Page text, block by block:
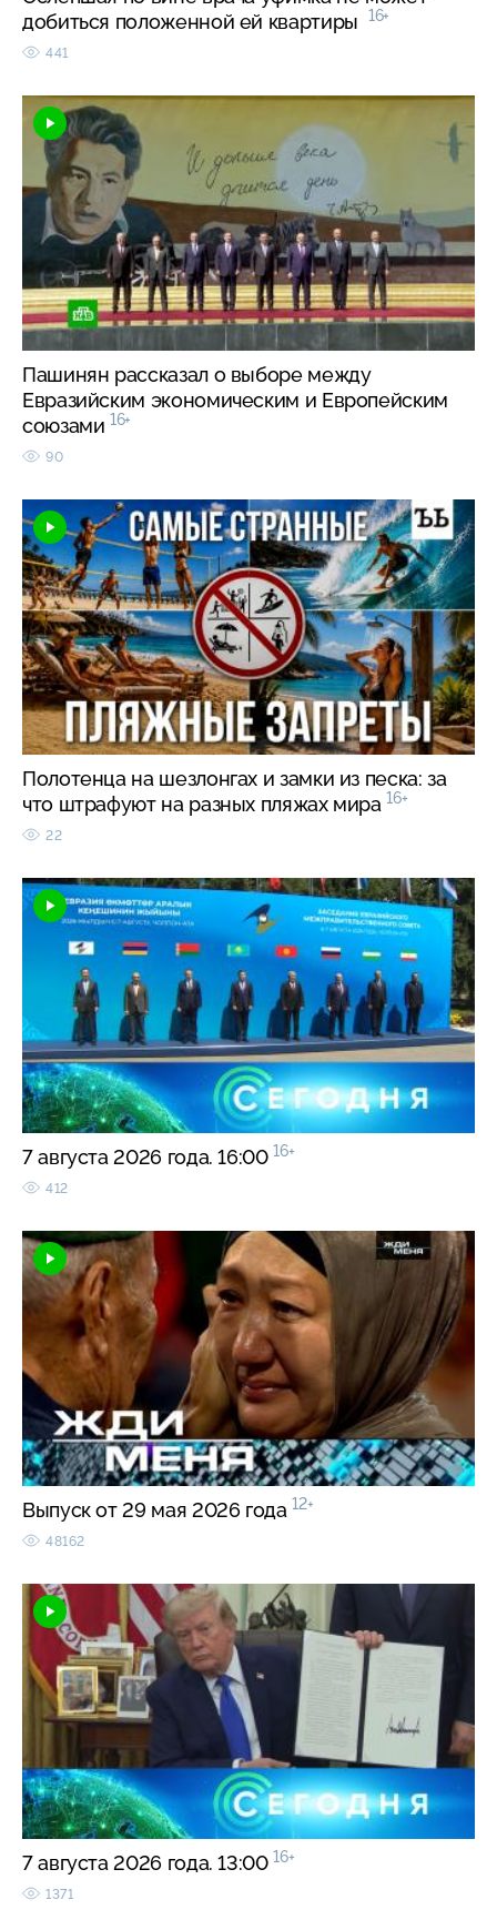
добиться положенной ей квартиры
16+
441
Пашинян рассказал о выборе между
Евразийским экономическим и Европейским
союзами 16+
90
Полотенца на шезлонгах и замки из песка: за
что штрафуют на разных пляжах мира 16+
22
7 августа 2026 года. 16:00 16+
412
Выпуск от 29 мая 2026 года 12+
48162
7 августа 2026 года. 13:00 16+
1371